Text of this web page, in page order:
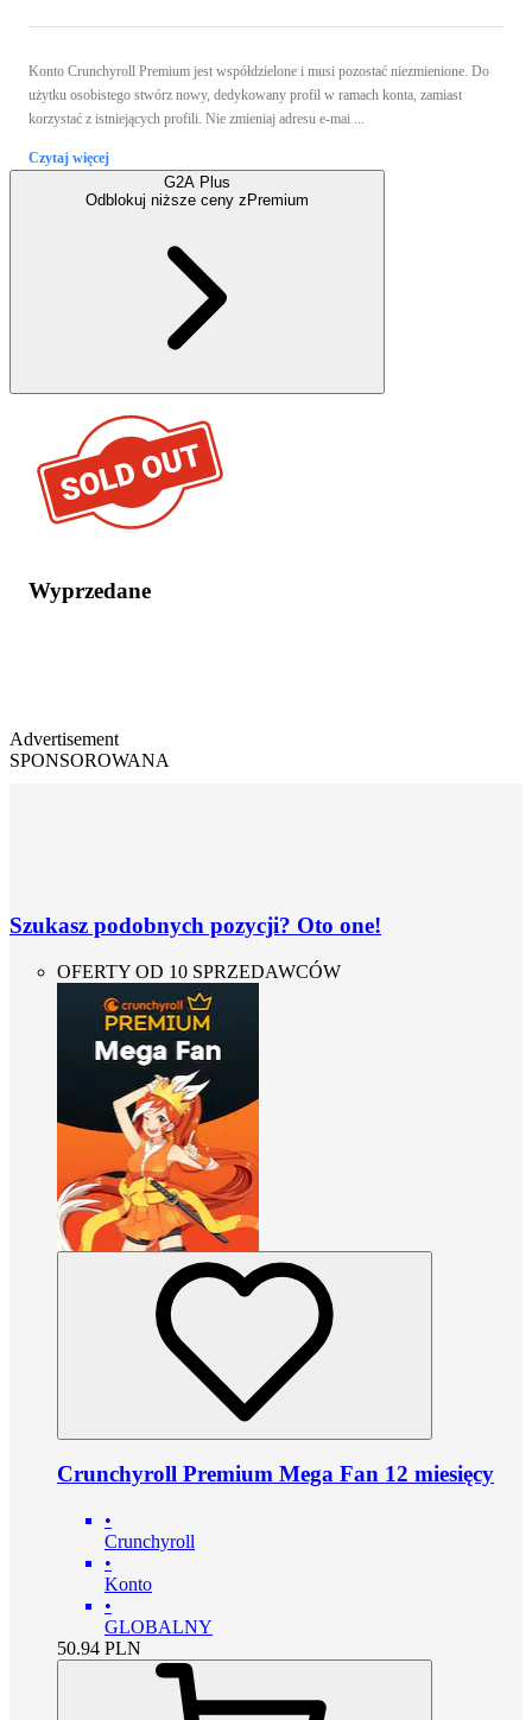
Konto Crunchyroll Premium jest współdzielone i musi pozostać niezmienione. Do
użytku osobistego stwórz nowy, dedykowany profil w ramach konta, zamiast
korzystać z istniejących profili. Nie zmieniaj adresu e-mai ...
Czytaj więcej
G2A Plus
Odblokuj niższe ceny z Premium
Wyprzedane
Advertisement
SPONSOROWANA
Szukasz podobnych pozycji? Oto one!
OFERTY OD 10 SPRZEDAWCÓW
Crunchyroll Premium Mega Fan 12 miesięcy
•
Crunchyroll
•
Konto
•
GLOBALNY
50.94 PLN